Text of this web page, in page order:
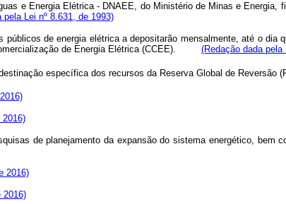
e Energia Elétrica - DNAEE, do Ministério de Minas e Energia,
pela Lei nº 8.631, de 1993)
de energia elétrica a depositarão mensalmente, até o
de Energia Elétrica (CCEE). (Redação dada pela
específica dos recursos da Reserva Global de
2016)
de planejamento da expansão do sistema energético,
2016)
2016)